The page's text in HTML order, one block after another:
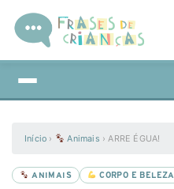
Início › Animais ›ARRE ÉGUA!
ANIMAIS CORPO E BELEZA